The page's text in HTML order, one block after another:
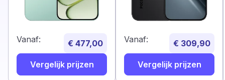
Vanaf: € 477,00
Vergelijk prijzen
Vanaf: € 309,90
Vergelijk prijzen